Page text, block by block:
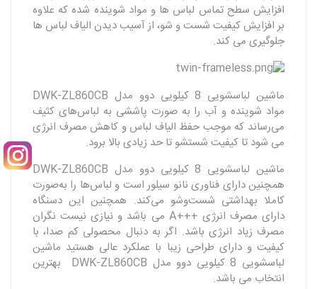
افزایش سطح تماس لباس ها و مواد شوینده شده که علاوه
بر افزایش کیفیت شست و شو، از آسیب دیدن الیاف لباس ها
جلوگیری می کند.
ماشین لباسشویی 8 کیلویی دوو مدل DWK-ZL860CB
مواد شوینده و آب را به صورت پاششی به لباس‌های کثیف
می‌رساند که موجب حفظ الیاف لباس و کاهش مصرف انرژی
می شود تا کیفیت شستشو تا حد زیادی بالا برود.
ماشین لباسشویی 8 کیلویی دوو مدل DWK-ZL860CB
همچنین دارای فناوری نانو سیلور است و لباس‌ها را به‌صورت
کاملا بهداشتی شست‌وشو می‌کند. همچنین این دسنگاه
دارای مصرف انرژی +++A می باشد و نیازی نیست نگران
مصرف زیاد انرژی باشد. اگر به دنبال محصولی کم صدا، با
کیفیت و دارای طراحی زیبا با عملکرد عالی هستید ماشین
لباسشویی 8 کیلویی دوو مدل DWK-ZL860CB بهترین
انتخاب می باشد.